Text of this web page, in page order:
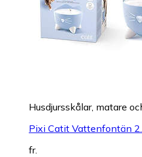
Husdjursskålar, matare
Pixi Catit Vattenfontän
fr.